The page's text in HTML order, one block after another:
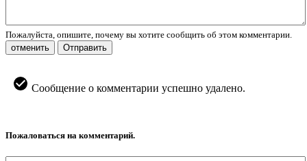
Пожалуйста, опишите, почему вы хотите сообщить об этом комментарии.
отменить
Отправить
Сообщение о комментарии успешно удалено.
Пожаловаться на комментарий.